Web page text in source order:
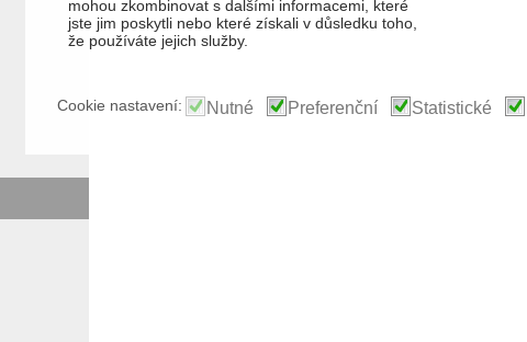
mohou zkombinovat s dalšími informacemi, které
jste jim poskytli nebo které získali v důsledku toho,
že používáte jejich služby.
Cookie nastavení: Nutné Preferenční Statistické